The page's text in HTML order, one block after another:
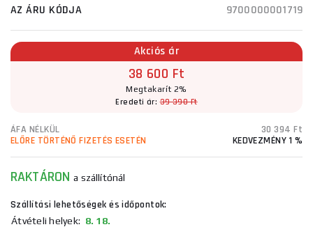
AZ ÁRU KÓDJA
9700000001719
Akciós ár
38 600 Ft
Megtakarít 2%
Eredeti ár:39 390 Ft
ÁFA NÉLKÜL
30 394 Ft
ELŐRE TÖRTÉNŐ FIZETÉS ESETÉN
KEDVEZMÉNY 1 %
RAKTÁRONa szállítónál
Szállítási lehetőségek és időpontok:
Átvételi helyek: 8. 18.